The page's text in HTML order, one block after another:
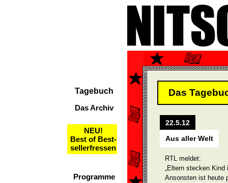
Tagebuch
Das Archiv
NEU!
Best of Best-
sellerfressen
Programme
Das
22.5.12
Aus aller Welt
RTL meldet:
„Eltern stecken Kind
Ansonsten ist heute